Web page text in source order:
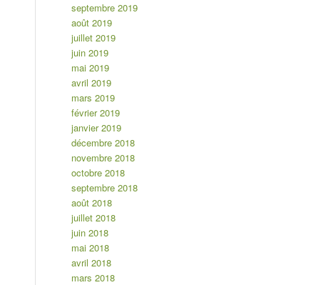
septembre 2019
août 2019
juillet 2019
juin 2019
mai 2019
avril 2019
mars 2019
février 2019
janvier 2019
décembre 2018
novembre 2018
octobre 2018
septembre 2018
août 2018
juillet 2018
juin 2018
mai 2018
avril 2018
mars 2018